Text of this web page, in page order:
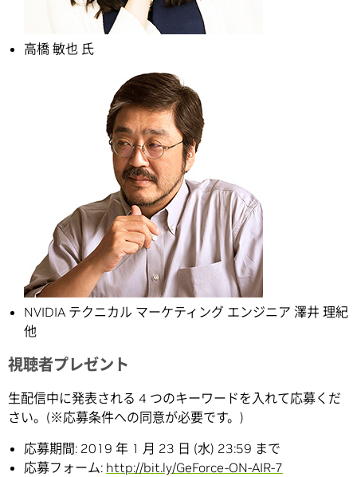
高橋 敏也 氏
NVIDIA テクニカル マーケティング エンジニア 澤井 理紀
他
視聴者プレゼント
生配信中に発表される 4 つのキーワードを入れて応募くだ
さい。(※応募条件への同意が必要です。)
応募期間: 2019 年 1 月 23 日 (水) 23:59 まで
応募フォーム: http://bit.ly/GeForce-ON-AIR-7